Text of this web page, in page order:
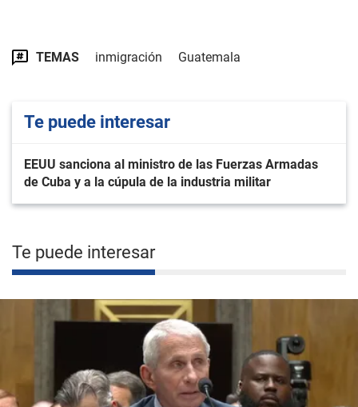
TEMAS inmigración Guatemala
Te puede interesar
EEUU sanciona al ministro de las Fuerzas Armadas
de Cuba y a la cúpula de la industria militar
Te puede interesar